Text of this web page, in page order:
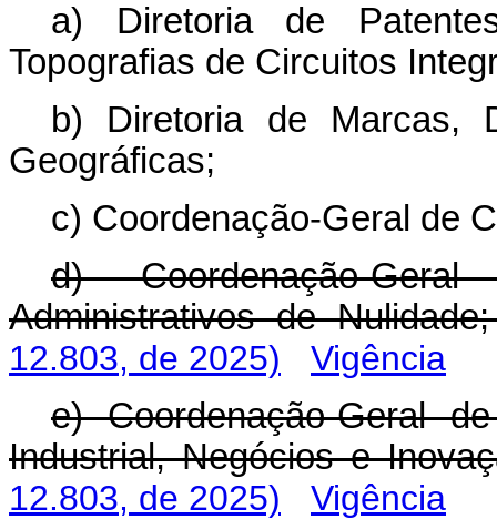
a) Diretoria de
Topografias de Circuitos
b) Diretoria de Marcas,
Geográficas;
c) Coordenação-Geral de
d) Coordenação-
Administrativos de
12.803, de 2025)
Vigência
e) Coordenação-Geral
Industrial, Negócios e
12.803, de 2025)
Vigência